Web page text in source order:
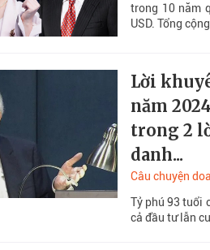
trong 10 năm
USD. Tổng
Lời
năm
trong 2
danh...
Câu chuyện
Tỷ phú 93 tuổi
cả đầu tư lẫn